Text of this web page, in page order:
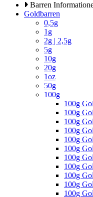
Barren
Goldbarren
0,5g
1g
2g | 2,5g
5g
10g
20g
1oz
50g
100g
100g
100g
100g
100g
100g
100g
100g
100g
100g
100g
100g